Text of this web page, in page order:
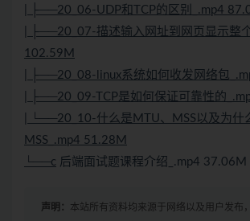
| ├──20_06-UDP和TCP的区别_.mp4
| ├──20_07-描述输入网址到网页显示整
102.59M
| ├──20_08-linux系统如何收发网络包
| ├──20_09-TCP是如何保证可靠性的
| └──20_10-什么是MTU、MSS以及为什
MSS_.mp4 51.28M
└──c 后端面试题课程介绍_.mp4 37.06M
声明： 本站所有资料均来源于网络以及用户发布